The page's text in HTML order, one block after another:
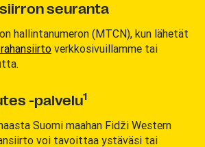
seuranta
hallintanumeron (MTCN), kun lähetät
verkkosivuillamme tai
-palvelu1
Suomi maahan Fidži Western
voi tavoittaa ystäväsi tai